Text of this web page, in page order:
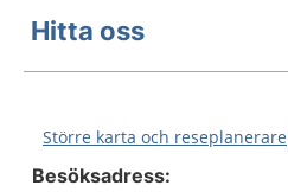
Hitta oss
Större karta och reseplanerare
Besöksadress: